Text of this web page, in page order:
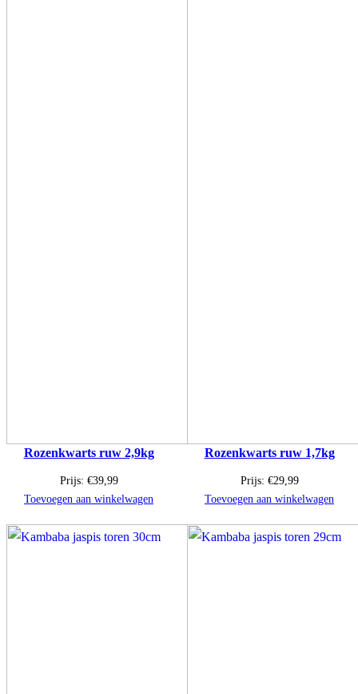
Rozenkwarts ruw 2,9kg
Prijs: €39,99
Toevoegen aan winkelwagen
Rozenkwarts ruw 1,7kg
Prijs: €29,99
Toevoegen aan winkelwagen